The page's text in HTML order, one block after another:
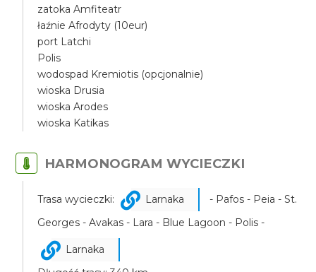
zatoka Amfiteatr
łaźnie Afrodyty (10eur)
port Latchi
Polis
wodospad Kremiotis (opcjonalnie)
wioska Drusia
wioska Arodes
wioska Katikas
HARMONOGRAM WYCIECZKI
Trasa wycieczki: Larnaka
- Pafos - Peia - St.
Georges - Avakas - Lara - Blue Lagoon - Polis -
Larnaka